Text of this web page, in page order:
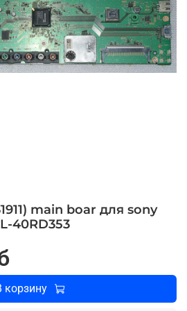
main boar для sony
40RD353
корзину